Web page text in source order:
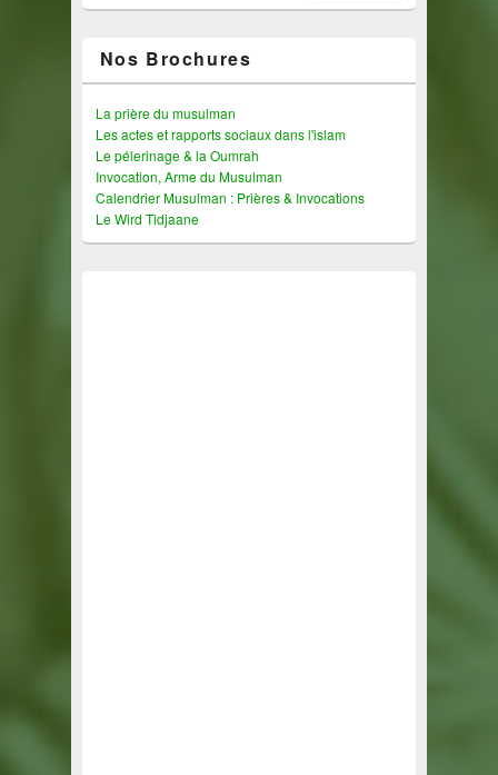
Nos Brochures
La prière du musulman
Les actes et rapports sociaux dans l'islam
Le pélerinage & la Oumrah
Invocation, Arme du Musulman
Calendrier Musulman : Prières & Invocations
Le Wird Tidjaane